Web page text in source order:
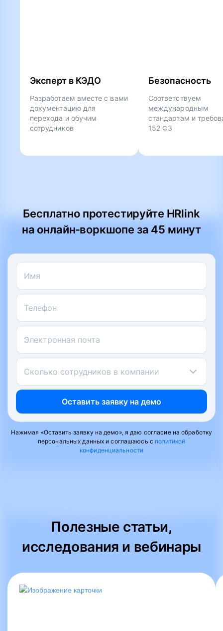
Эксперт в КЭДО
Разработаем вместе с вами
документацию для
перехода и обучим
сотрудников
Безопасность
Соответствуем
международным
стандартам и
152 ФЗ
Бесплатно протестируйте HRlink
на онлайн‑воркшопе за 45 минут
Имя
Телефон
Электронная почта
Сколько сотрудников в компании
Оставить заявку на демо
Нажимая «Оставить заявку на демо», я даю согласие на обработку
персональных данных и соглашаюсь с политикой
конфиденциальности
Полезные статьи,
исследования и вебинары